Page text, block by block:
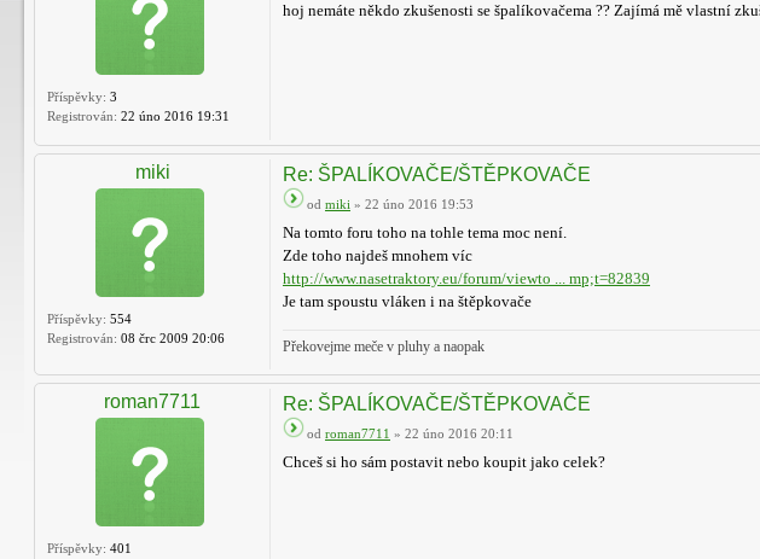
Příspěvky: 3
Registrován: 22 úno 2016 19:31
hoj nemáte někdo zkušenosti se špalíkovačema ?? Zajímá mě vlastní
miki
Příspěvky: 554
Registrován: 08 črc 2009 20:06
Re: ŠPALÍKOVAČE/ŠTĚPKOVAČE
od miki » 22 úno 2016 19:53
Na tomto foru toho na tohle tema moc není.
Zde toho najdeš mnohem víc
http://www.nasetraktory.eu/forum/viewto ... mp;t=82839
Je tam spoustu vláken i na štěpkovače
Překovejme meče v pluhy a naopak
roman7711
Příspěvky: 401
Re: ŠPALÍKOVAČE/ŠTĚPKOVAČE
od roman7711 » 22 úno 2016 20:11
Chceš si ho sám postavit nebo koupit jako celek?